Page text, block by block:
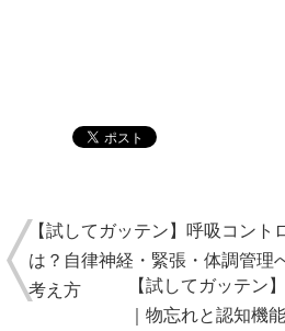
【試してガッテン】呼吸コント
は？自律神経・緊張・体調管理
考え方
【試してガッテン
｜物忘れと認知機